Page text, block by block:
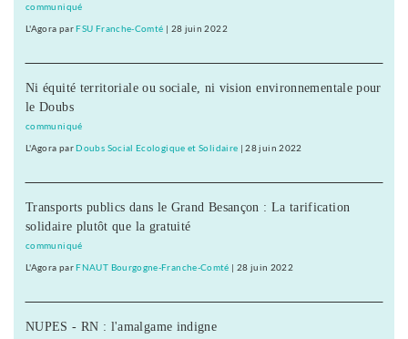
communiqué
L'Agora parFSU Franche-Comté | 28 juin 2022
Ni équité territoriale ou sociale, ni vision environnementale pour
le Doubs
communiqué
L'Agora parDoubs Social Ecologique et Solidaire |28 juin 2022
Transports publics dans le Grand Besançon : La tarification
solidaire plutôt que la gratuité
communiqué
L'Agora parFNAUT Bourgogne-Franche-Comté | 28 juin 2022
NUPES - RN : l'amalgame indigne